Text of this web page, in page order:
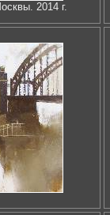
2014 г.